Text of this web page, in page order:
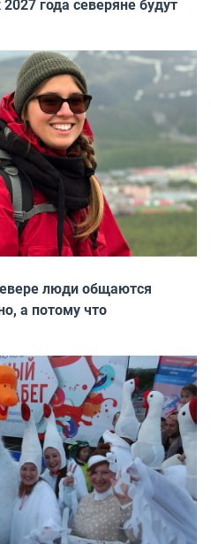
года северяне будут
люди общаются
а потому что